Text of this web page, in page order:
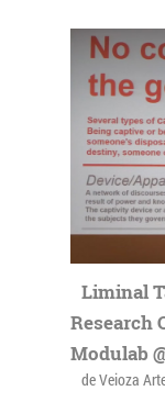
Liminal
Research
Modulab
de Veioza